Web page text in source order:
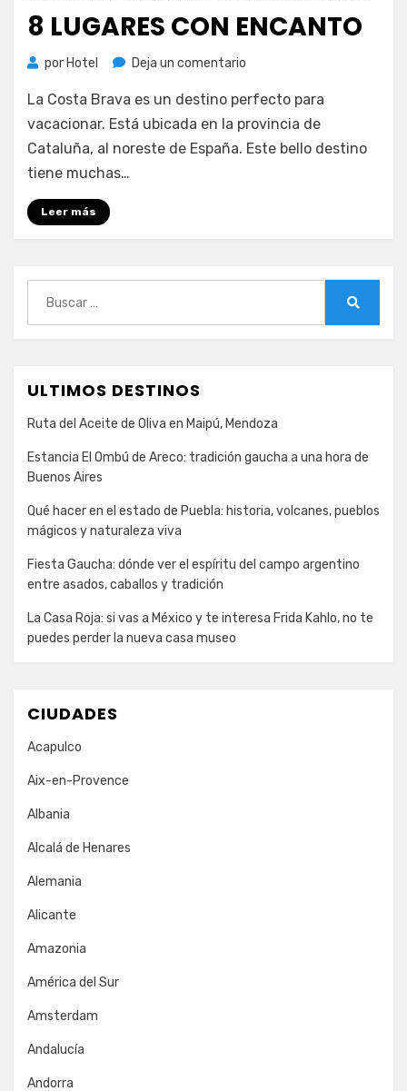
8 LUGARES CON ENCANTO
por Hotel Deja un comentario
Brava
en
España:
La Costa Brava es un destino perfecto para
vacacionar. Está ubicada en la provincia de
Cataluña, al noreste de España. Este bello destino
tiene muchas…
Leer más
ULTIMOS DESTINOS
Ruta del Aceite de Oliva en Maipú, Mendoza
Estancia El Ombú de Areco: tradición gaucha a una hora de
Buenos Aires
Qué hacer en el estado de Puebla: historia, volcanes, pueblos
mágicos y naturaleza viva
Fiesta Gaucha: dónde ver el espíritu del campo argentino
entre asados, caballos y tradición
La Casa Roja: si vas a México y te interesa Frida Kahlo, no te
puedes perder la nueva casa museo
CIUDADES
Acapulco
Aix-en-Provence
Albania
Alcalá de Henares
Alemania
Alicante
Amazonia
América del Sur
Amsterdam
Andalucía
Andorra